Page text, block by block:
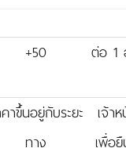
+50
ต่อ 1
าขึ้นอยู่กับระยะ
ทาง
เจ้า
เพื่อ